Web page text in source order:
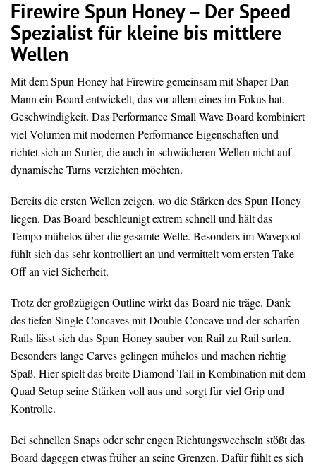
Firewire Spun Honey – Der Speed
Spezialist für kleine bis mittlere
Wellen
Mit dem Spun Honey hat Firewire gemeinsam mit Shaper Dan
Mann ein Board entwickelt, das vor allem eines im Fokus hat.
Geschwindigkeit. Das Performance Small Wave Board kombiniert
viel Volumen mit modernen Performance Eigenschaften und
richtet sich an Surfer, die auch in schwächeren Wellen nicht auf
dynamische Turns verzichten möchten.
Bereits die ersten Wellen zeigen, wo die Stärken des Spun Honey
liegen. Das Board beschleunigt extrem schnell und hält das
Tempo mühelos über die gesamte Welle. Besonders im Wavepool
fühlt sich das sehr kontrolliert an und vermittelt vom ersten Take
Off an viel Sicherheit.
Trotz der großzügigen Outline wirkt das Board nie träge. Dank
des tiefen Single Concaves mit Double Concave und der scharfen
Rails lässt sich das Spun Honey sauber von Rail zu Rail surfen.
Besonders lange Carves gelingen mühelos und machen richtig
Spaß. Hier spielt das breite Diamond Tail in Kombination mit dem
Quad Setup seine Stärken voll aus und sorgt für viel Grip und
Kontrolle.
Bei schnellen Snaps oder sehr engen Richtungswechseln stößt das
Board dagegen etwas früher an seine Grenzen. Dafür fühlt es sich